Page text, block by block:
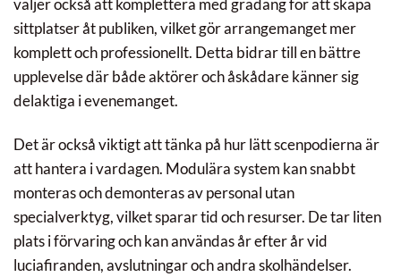
sittplatser åt publiken, vilket gör arrangemanget mer
komplett och professionellt. Detta bidrar till en bättre
upplevelse där både aktörer och åskådare känner sig
delaktiga i evenemanget.
Det är också viktigt att tänka på hur lätt scenpodierna är
att hantera i vardagen. Modulära system kan snabbt
monteras och demonteras av personal utan
specialverktyg, vilket sparar tid och resurser. De tar liten
plats i förvaring och kan användas år efter år vid
luciafiranden, avslutningar och andra skolhändelser.